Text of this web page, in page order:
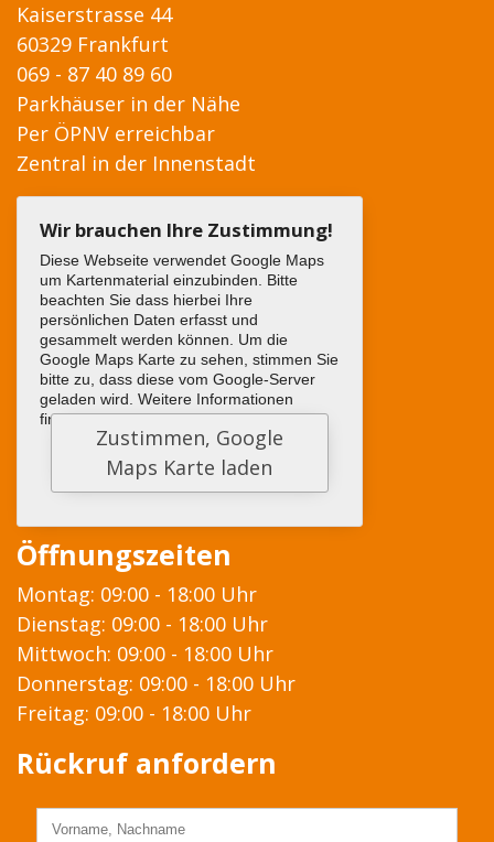
Kaiserstrasse 44
60329 Frankfurt
069 - 87 40 89 60
Parkhäuser in der Nähe
Per ÖPNV erreichbar
Zentral in der Innenstadt
Wir brauchen Ihre Zustimmung!
Diese Webseite verwendet Google Maps
um Kartenmaterial einzubinden. Bitte
beachten Sie dass hierbei Ihre
persönlichen Daten erfasst und
gesammelt werden können. Um die
Google Maps Karte zu sehen, stimmen Sie
bitte zu, dass diese vom Google-Server
geladen wird. Weitere Informationen
finden sieHIER
Öffnungszeiten
Montag: 09:00 - 18:00 Uhr
Dienstag: 09:00 - 18:00 Uhr
Mittwoch: 09:00 - 18:00 Uhr
Donnerstag: 09:00 - 18:00 Uhr
Freitag: 09:00 - 18:00 Uhr
Rückruf anfordern